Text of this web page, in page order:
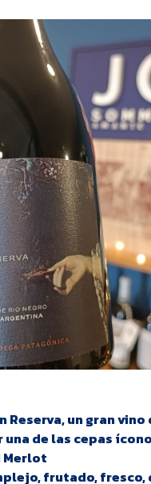
Reserva, un gran vino
de las cepas
Merlot
frutado, fresco,